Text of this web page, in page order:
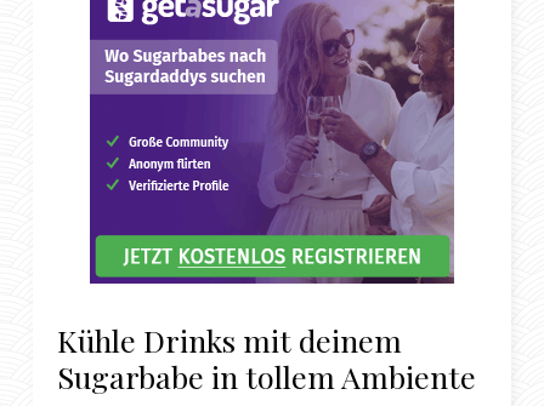
Kühle Drinks mit deinem
Sugarbabe in tollem Ambiente